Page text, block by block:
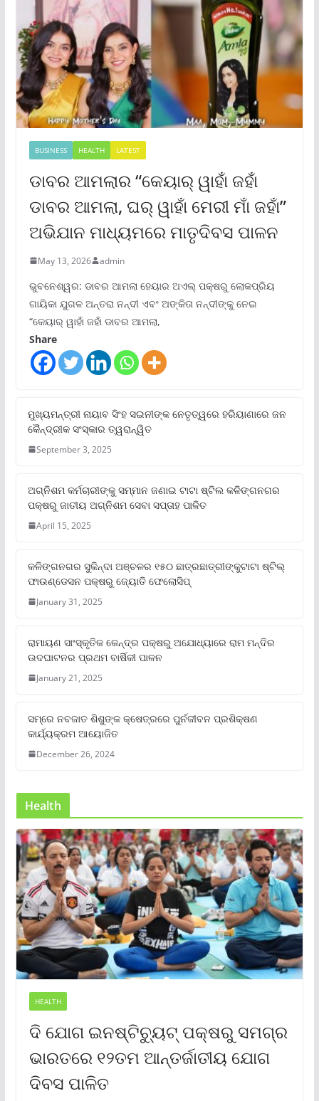
BUSINESS HEALTH LATEST
ଡାବର ଆମଲାର “କେୟାର୍ ୱାହାଁ ଜହାଁ
ଡାବର ଆମଲା, ଘର୍ ୱାହାଁ ମେରୀ ମାଁ ଜହାଁ”
ଅଭିଯାନ ମାଧ୍ୟମରେ ମାତୃଦିବସ ପାଳନ
May 13, 2026 admin
ଭୁବନେଶ୍ୱର: ଡାବର ଆମଲା ହେୟାର ଅଏଲ୍ ପକ୍ଷରୁ ଲୋକପ୍ରିୟ
ଗାୟିକା ଯୁଗଳ ଅନ୍ତରା ନନ୍ଦୀ ଏବଂ ଅଙ୍କିତା ନନ୍ଦୀଙ୍କୁ ନେଇ
“କେୟାର୍ ୱାହାଁ ଜହାଁ ଡାବର ଆମଲା,
Share
ମୁଖ୍ୟମନ୍ତ୍ରୀ ନାୟାବ ସିଂହ ସଇନୀଙ୍କ ନେତୃତ୍ୱରେ ହରିୟାଣାରେ ଜନ
କୈନ୍ଦ୍ରୀକ ସଂସ୍କାର ତ୍ୱରାନ୍ୱିତ
September 3, 2025
ଅଗ୍ନିଶମ କର୍ମଚାରୀଙ୍କୁ ସମ୍ମାନ ଜଣାଇ ଟାଟା ଷ୍ଟିଲ କଳିଙ୍ଗନଗର
ପକ୍ଷରୁ ଜାତୀୟ ଅଗ୍ନିଶମ ସେବା ସପ୍ତାହ ପାଳିତ
April 15, 2025
କଳିଙ୍ଗନଗର ସୁକିନ୍ଦା ଅଞ୍ଚଳର ୧୫୦ ଛାତ୍ରଛାତ୍ରୀଙ୍କୁଟାଟା ଷ୍ଟିଲ୍
ଫାଉଣ୍ଡେସନ ପକ୍ଷରୁ ଜ୍ୟୋତି ଫେଲୋସିପ୍‌
January 31, 2025
ରାମାୟଣ ସାଂସ୍କୃତିକ କେନ୍ଦ୍ର ପକ୍ଷରୁ ଅଯୋଧ୍ୟାରେ ରାମ ମନ୍ଦିର
ଉଦଘାଟନର ପ୍ରଥମ ବାର୍ଷିକୀ ପାଳନ
January 21, 2025
ସମ୍‌ରେ ନବଜାତ ଶିଶୁଙ୍କ କ୍ଷେତ୍ରରେ ପୁର୍ନଜୀବନ ପ୍ରଶିକ୍ଷଣ
କାର୍ଯ୍ୟକ୍ରମ ଆୟୋଜିତ
December 26, 2024
Health
HEALTH
ଦି ଯୋଗ ଇନଷ୍ଟିଚ୍ୟୁଟ୍ ପକ୍ଷରୁ ସମଗ୍ର
ଭାରତରେ ୧୨ତମ ଆନ୍ତର୍ଜାତୀୟ ଯୋଗ
ଦିବସ ପାଳିତ